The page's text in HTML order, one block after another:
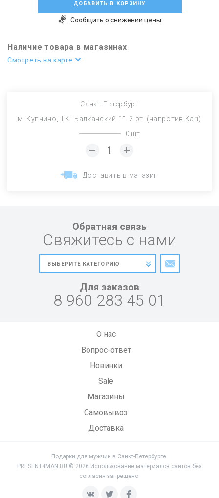
ДОБАВИТЬ В КОРЗИНУ
Сообщить о снижении цены
Наличие товара в магазинах
Смотреть на карте
Санкт-Петербург
м. Купчино, ТК "Балканский-1". 2 эт. (напротив Kari)
0 шт
Доставить в магазин
Обратная связь
Свяжитесь с нами
Для заказов
8 960 283 45 01
О нас
Вопрос-ответ
Новинки
Sale
Магазины
Самовывоз
Доставка
Подарки для мужчин в Санкт-Петербурге.
PRESENT4MAN.RU © 2026 Использование материалов сайтов без
согласия запрещено.